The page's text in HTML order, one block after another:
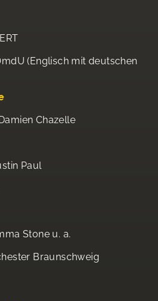
(Englisch mit deutschen
Chazelle
Paul
Stone u. a.
Braunschweig